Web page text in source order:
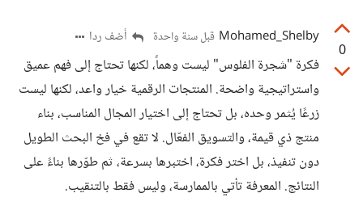
0
Mohamed_Shelby قبل سنة واحدة أضف ردا
فكرة "شجرة الفلوس" ليست وهماً، لكنها تحتاج إلى فهم عميق
واستراتيجية واضحة. المنتجات الرقمية خيار واعد، لكنها ليست
زرعًا يُثمر وحده، بل تحتاج إلى اختيار المجال المناسب، بناء
منتج ذي قيمة، والتسويق الفعّال. لا تقع في فخ البحث الطويل
دون تنفيذ، بل اختر فكرة، اختبرها بسرعة، ثم طوّرها بناءً على
النتائج. المعرفة تأتي بالممارسة، وليس فقط بالتنقيب.